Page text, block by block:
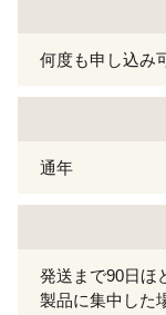
何度も申し込み
通年
発送まで90日ほ
製品に集中した